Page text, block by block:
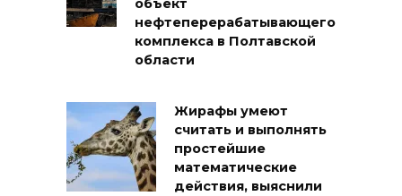
объект
нефтеперерабатывающего
комплекса в Полтавской
области
Жирафы умеют
считать и выполнять
простейшие
математические
действия, выяснили